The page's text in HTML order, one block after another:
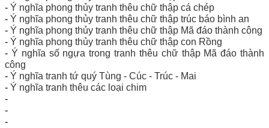
- Ý nghĩa phong thủy tranh thêu chữ thập cá chép
- Ý nghĩa phong thủy tranh thêu chữ thập trúc báo bình an
- Ý nghĩa phong thủy tranh thêu chữ thập Mã đáo thành công
- Ý nghĩa phong thủy tranh thêu chữ thập con Rồng
- Ý nghĩa số ngựa trong tranh thêu chữ thập Mã đáo thành
công
- Ý nghĩa tranh tứ quý Tùng - Cúc - Trúc - Mai
- Ý nghĩa tranh thêu các loại chim
-
-
-